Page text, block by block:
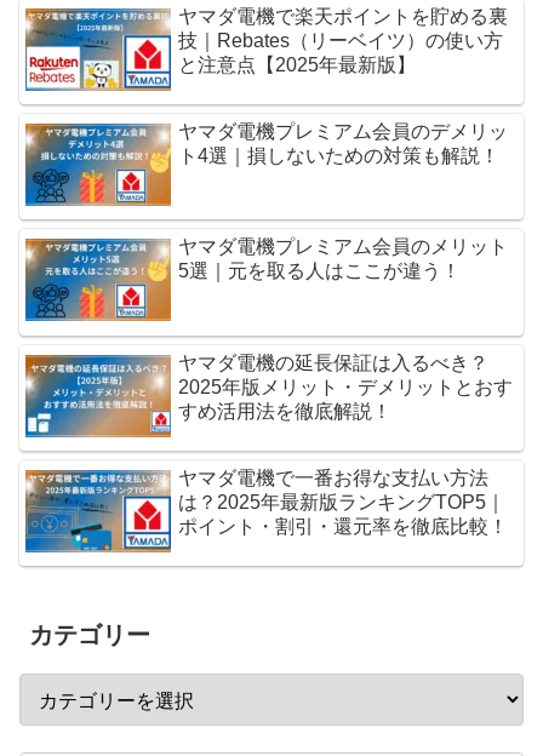
ヤマダ電機で楽天ポイントを貯める裏
技｜Rebates（リーベイツ）の使い方
と注意点【2025年最新版】
ヤマダ電機プレミアム会員のデメリッ
ト4選｜損しないための対策も解説！
ヤマダ電機プレミアム会員のメリット
5選｜元を取る人はここが違う！
ヤマダ電機の延長保証は入るべき？
2025年版メリット・デメリットとおす
すめ活用法を徹底解説！
ヤマダ電機で一番お得な支払い方法
は？2025年最新版ランキングTOP5｜
ポイント・割引・還元率を徹底比較！
カテゴリー